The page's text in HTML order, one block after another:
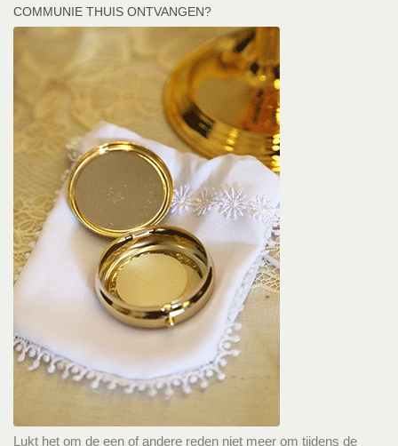
COMMUNIE THUIS ONTVANGEN?
Lukt het om de een of andere reden niet meer om tijdens de